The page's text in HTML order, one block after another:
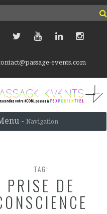
events.com
- Navigation
TAG:
PRISE DE